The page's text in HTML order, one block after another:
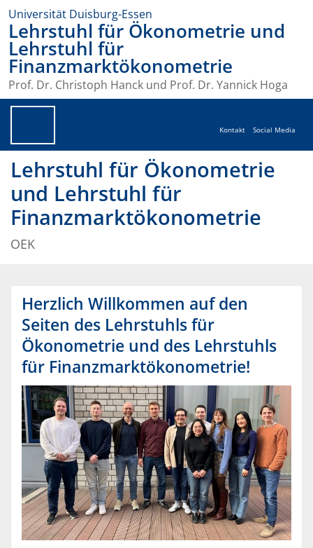
Universität Duisburg-Essen
Lehrstuhl für Ökonometrie und
Lehrstuhl für
Finanzmarktökonometrie
Prof. Dr. Christoph Hanck und Prof. Dr. Yannick Hoga
Kontakt Social Media
Lehrstuhl für Ökonometrie
und Lehrstuhl für
Finanzmarktökonometrie
OEK
Herzlich Willkommen auf den
Seiten des Lehrstuhls für
Ökonometrie und des Lehrstuhls
für Finanzmarktökonometrie!